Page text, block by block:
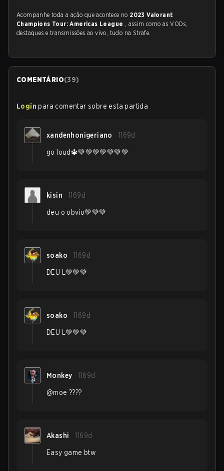
Acompanhe toda a ação que acontece no 2023 Valorant
Champions Tour: Americas League , assim como as VODs,
destaques e transmissões ao vivo, tudo na Strafe.
COMENTÁRIO(39)
Login para comentar sobre esta partida
xandenhonigeriano 1169d
go loud🔱💚💚💚💚💚💚💚
kisin 1169d
deu o obvio💚💚💚
soako 1169d
DEU L💚💚💚
soako 1169d
DEU L💚💚💚
Monkey 1169d
@moe ????
Akashi 1169d
Easy game btw